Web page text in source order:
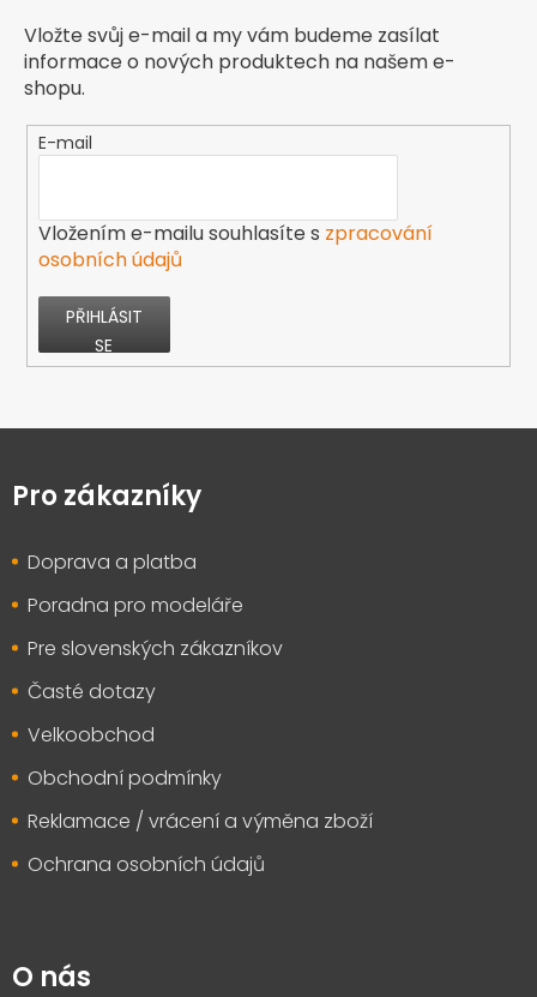
Vložte svůj e-mail a my vám budeme zasílat
informace o nových produktech na našem e-
shopu.
E-mail
Vložením e-mailu souhlasíte s zpracování
osobních údajů
PŘIHLÁSIT
SE
Z
pPro zákazníky
Doprava a platba
Poradna pro modeláře
Pre slovenských zákazníkov
Časté dotazy
Velkoobchod
Obchodní podmínky
Reklamace / vrácení a výměna zboží
Ochrana osobních údajů
O nás